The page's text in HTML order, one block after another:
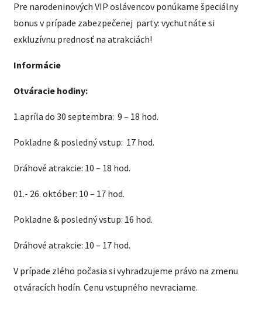
Pre narodeninových VIP oslávencov ponúkame špeciálny
bonus v prípade zabezpečenej party: vychutnáte si
exkluzívnu prednosť na atrakciách!
Informácie
Otváracie hodiny:
1.apríla do 30 septembra: 9 – 18 hod.
Pokladne & posledný vstup: 17 hod.
Dráhové atrakcie: 10 – 18 hod.
01.- 26. október: 10 – 17 hod.
Pokladne & posledný vstup: 16 hod.
Dráhové atrakcie: 10 – 17 hod.
V prípade zlého počasia si vyhradzujeme právo na zmenu
otváracích hodín. Cenu vstupného nevraciame.